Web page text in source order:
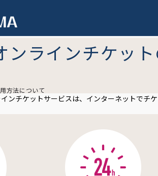
ンラインチケッ
方法について
ンチケットサービスは、インターネットでチ